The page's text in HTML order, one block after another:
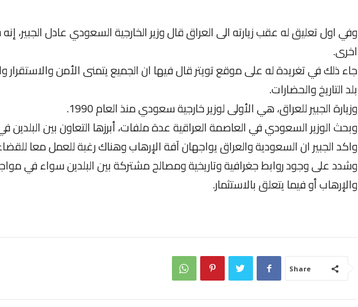
وفي اول تعليق له عقب زيارته الى العراق قال وزير الخارجية السعودي عادل الجبير،
اخرى.
جاء ذلك في تغريدة له على موقع تويتر قال فيها ان الجميع يتمنى الأمن والاستقرار
بلد التاريخ والحضارات.
وزيارة الجبير للعراق، هي الأولى لوزير خارجية سعودي منذ العام 1990.
وبحث الوزير السعودي في العاصمة العراقية عدة ملفات، أبرزها التعاون بين
واكد الجبير ان السعودية والعراق يواجهان آفة الإرهاب وهناك رغبة للعمل معا
وشدد على وجود روابط جغرافية وتاريخية ومصالح مشتركة بين البلدين سواء في
والإرهاب أو فيما يتعلق بالاستثمار.
Share